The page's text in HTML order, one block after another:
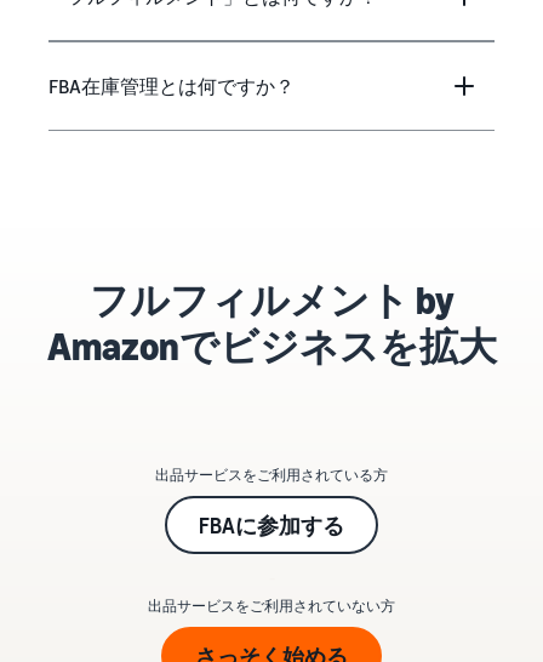
FBA在庫管理とは何ですか？
フルフィルメント by
Amazonでビジネスを拡大
出品サービスをご利用されている方
FBAに参加する
出品サービスをご利用されていない方
さっそく始める